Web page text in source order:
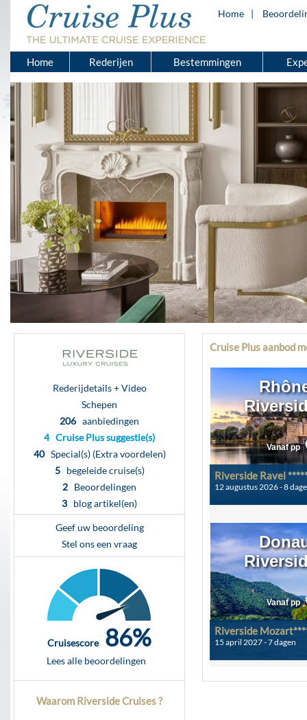
Home
Home Rederijen Bestemmingen
Rederijdetails + Video
Schepen
206 aanbiedingen
4 Cruise Plus suggestie(s)
40Special(s) (Extra voordelen)
5begeleide cruise(s)
2 Beoordelingen
3 blog artikel(en)
Geef uw beoordeling
Stel ons een vraag
Cruisescore 86%
Lees alle beoordelingen
Waarom Riverside Cruises ?
Cruise Plus aanbod
Vanaf pp
Riverside Ravel
12 augustus 2026 - 8
Vanaf pp
Riverside
15 april 2027 - 7 dagen